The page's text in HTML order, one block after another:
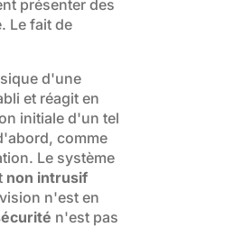
présenter des
Le fait de
d'une
et réagit en
initiale d'un tel
comme
Le système
non intrusif
n'est en
n'est pas